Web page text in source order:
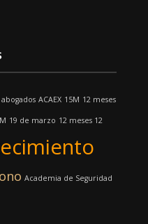
abogados ACAEX 15M 12 meses
19 de marzo 12 meses 12
Academia de Seguridad